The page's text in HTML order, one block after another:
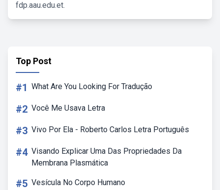
fdp.aau.edu.et.
Top Post
#1 What Are You Looking For Tradução
#2 Você Me Usava Letra
#3 Vivo Por Ela - Roberto Carlos Letra Português
#4 Visando Explicar Uma Das Propriedades Da
Membrana Plasmática
#5 Vesícula No Corpo Humano